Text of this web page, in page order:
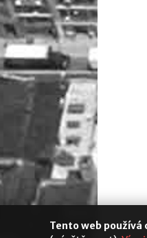
Tento web používá